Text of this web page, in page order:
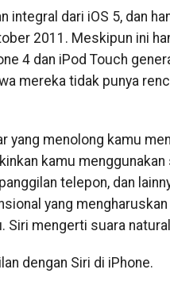
integral dari iOS 5, dan
2011. Meskipun ini
4 dan iPod Touch
mereka tidak punya
yang menolong kamu
kamu
telepon, dan
yang
Siri mengerti suara
dengan Siri di iPhone.